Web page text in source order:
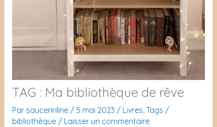
TAG : Ma bibliothèque de rêve
Par sauceririline / 5 mai 2023 / Livres, Tags /
bibliothèque/ Laisser un commentaire